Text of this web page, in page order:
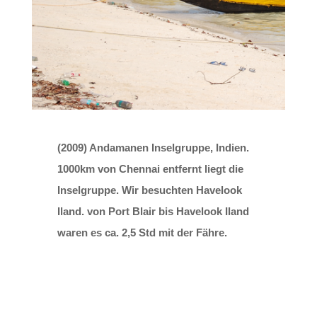
(2009) Andamanen Inselgruppe, Indien.
1000km von Chennai entfernt liegt die
Inselgruppe. Wir besuchten Havelook
Iland. von Port Blair bis Havelook Iland
waren es ca. 2,5 Std mit der Fähre.